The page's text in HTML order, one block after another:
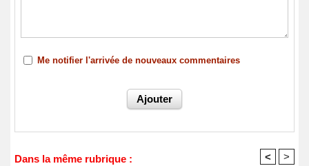
Me notifier l'arrivée de nouveaux commentaires
Dans la même rubrique : < >